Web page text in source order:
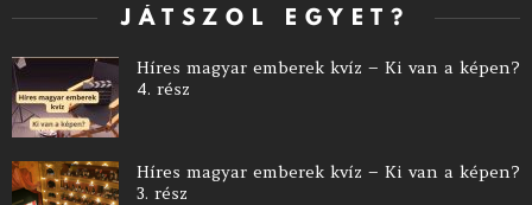
JÁTSZOL EGYET?
Híres magyar emberek kvíz – Ki van a képen?
4. rész
Híres magyar emberek kvíz – Ki van a képen?
3. rész